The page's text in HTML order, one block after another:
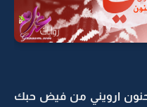
ارويني من فيض حبك